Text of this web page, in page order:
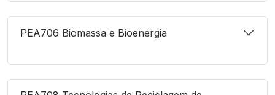
PEA706 Biomassa e Bioenergia